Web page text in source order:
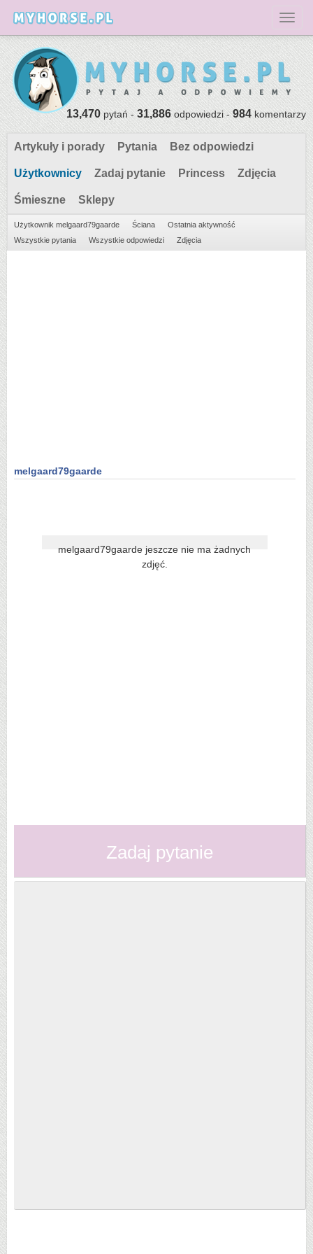
13,470pytań -31,886odpowiedzi -984komentarzy
Artykuły i porady Pytania Bez odpowiedzi
Użytkownicy Zadaj pytanie Princess Zdjęcia
Śmieszne Sklepy
Użytkownik melgaard79gaarde Ściana
Ostatnia aktywność
Wszystkie pytania
Wszystkie odpowiedzi Zdjęcia
melgaard79gaarde
melgaard79gaarde jeszcze nie ma żadnych
zdjęć.
Zadaj pytanie